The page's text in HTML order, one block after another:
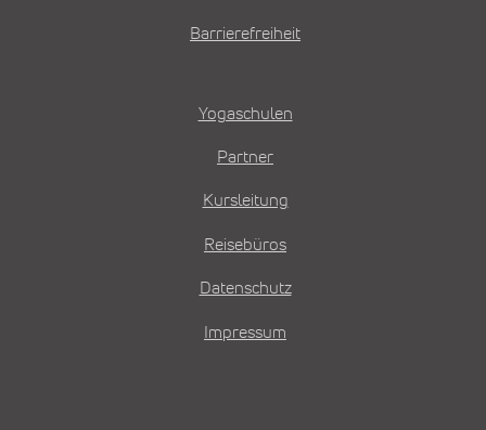
Barrierefreiheit
Yogaschulen
Partner
Kursleitung
Reisebüros
Datenschutz
Impressum